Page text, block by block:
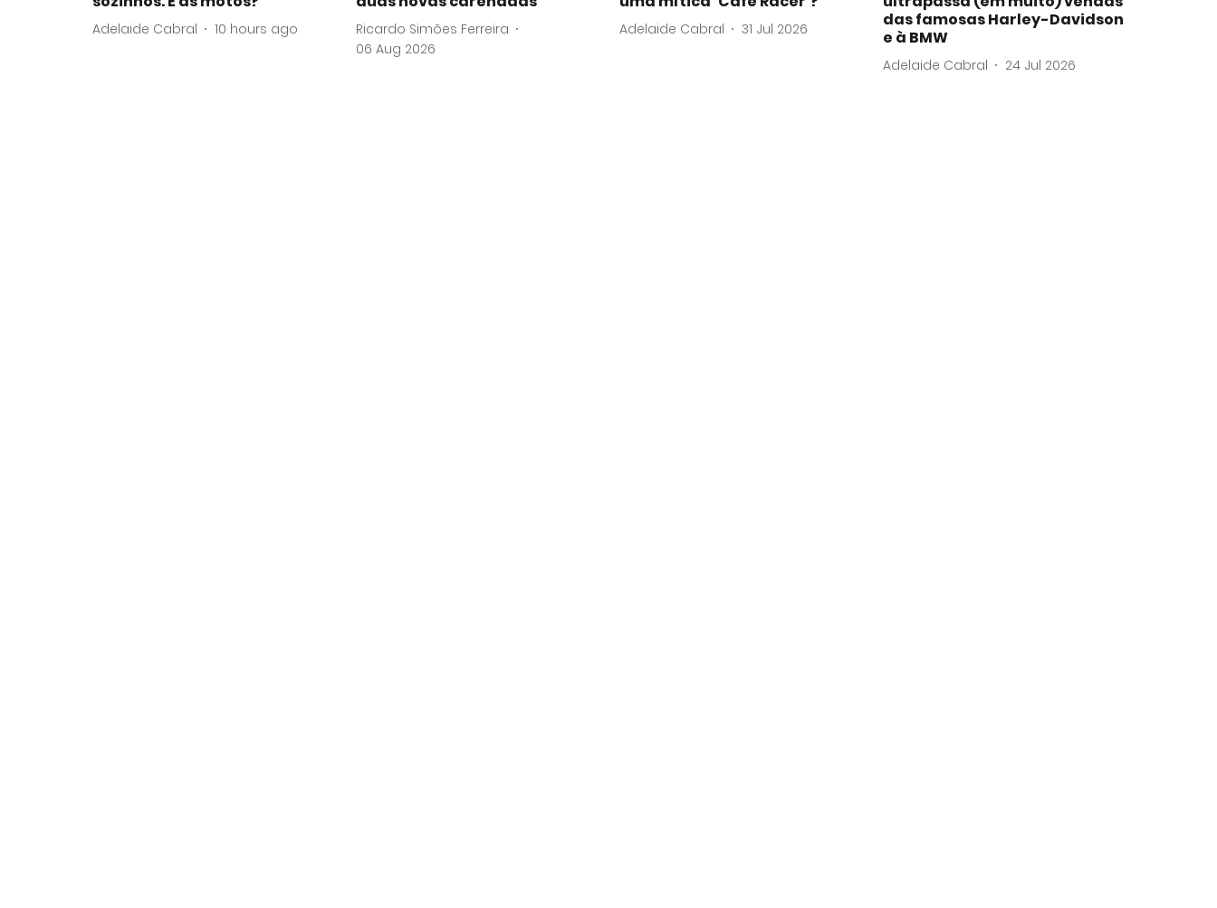
Adelaide Cabral 10 hours ago
Ricardo Simões Ferreira
06 Aug 2026
Adelaide Cabral 31 Jul 2026
das famosas Harley-Davidson
e à BMW
Adelaide Cabral 24 Jul 2026